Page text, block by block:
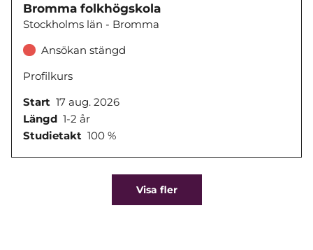
Bromma folkhögskola
Stockholms län - Bromma
Ansökan stängd
Profilkurs
Start 17 aug. 2026
Längd 1-2 år
Studietakt 100 %
Visa fler